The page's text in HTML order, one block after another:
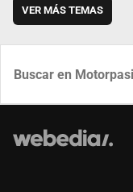
VER MÁS TEMAS